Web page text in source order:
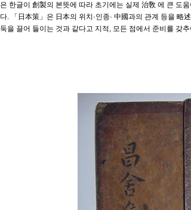
은 한글이 創製의 본뜻에 따라 초기에는 실제 治敎 에 큰 도
다. 「日本策」은 日本의 위치·인종· 中國과의 관계 등을
둑을 끌어 들이는 것과 같다고 지적, 모든 점에서 준비를 갖